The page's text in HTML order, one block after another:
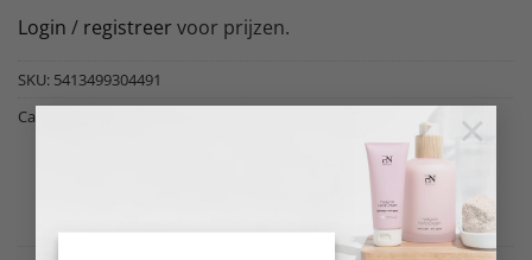
×
Login / registreer voor prijzen.
SKU: 5413499304491
Categorieën: